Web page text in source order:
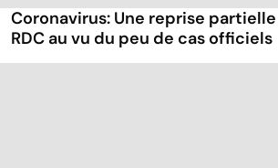
Coronavirus: Une reprise
RDC au vu du peu de cas officiels